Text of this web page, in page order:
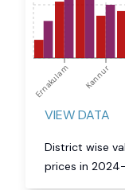
Ernakulam Kannur
VIEW DATA
District wise
prices in